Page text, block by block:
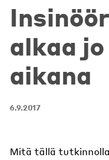
alkaa
aikana
6.9.2017
Mitä tällä